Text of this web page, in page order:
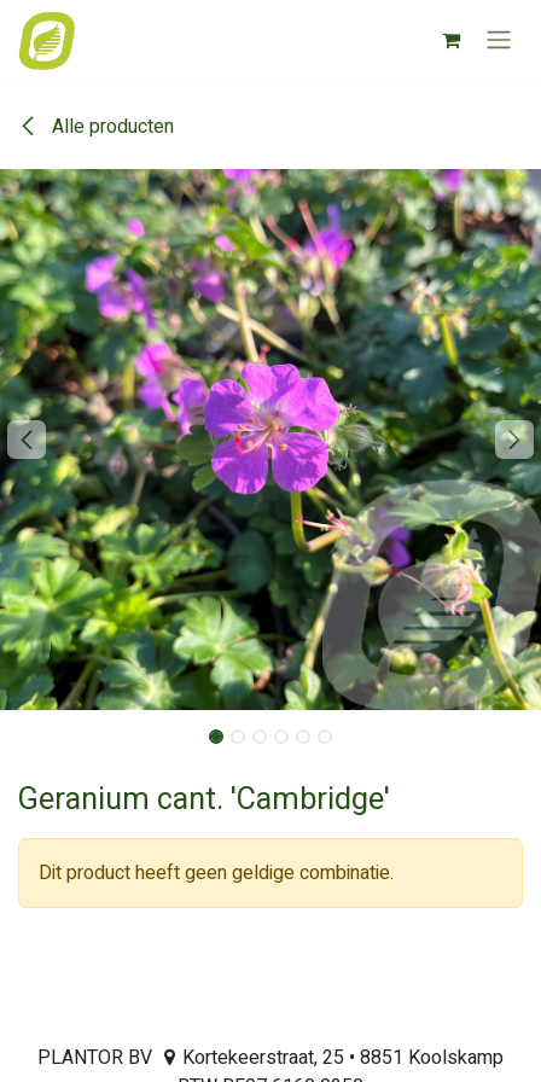
Overslaan naar inhoud
Alle producten
Geranium cant. 'Cambridge'
Dit product heeft geen geldige combinatie.
PLANTOR BV
Kortekeerstraat, 25 • 8851 Koolskamp